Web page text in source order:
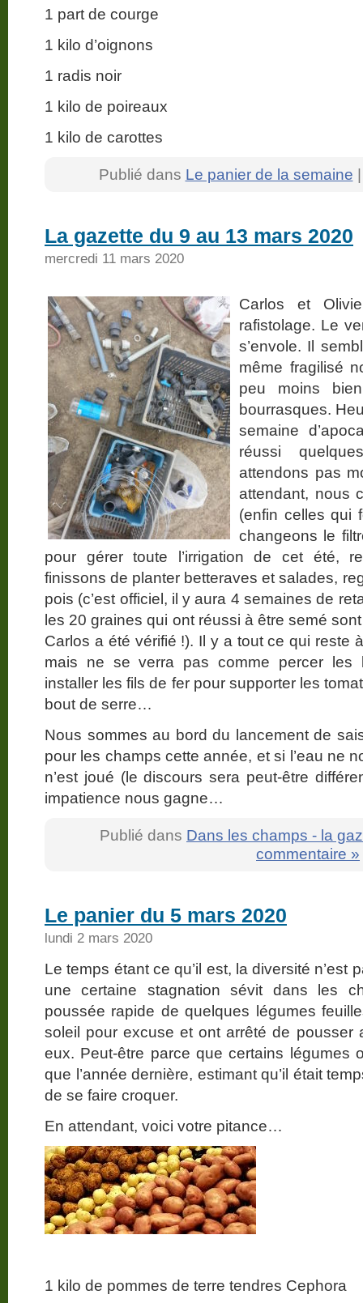
1 part de courge
1 kilo d’oignons
1 radis noir
1 kilo de poireaux
1 kilo de carottes
Publié dans Le panier de la semaine
La gazette du 9 au 13 mars 2020
mercredi 11 mars 2020
Carlos et
rafistolage. Le
s’envole. Il
même fragilisé
peu moins
bourrasques.
semaine
réussi
attendons pas
attendant, nous
(enfin celles qui
changeons le
pour gérer toute l’irrigation de cet été,
finissons de planter betteraves et salades,
pois (c’est officiel, il y aura 4 semaines de
les 20 graines qui ont réussi à être semé
Carlos a été vérifié !). Il y a tout ce qui reste
mais ne se verra pas comme percer les
installer les fils de fer pour supporter les
bout de serre…
Nous sommes au bord du lancement de
pour les champs cette année, et si l’eau ne
n’est joué (le discours sera peut-être
impatience nous gagne…
Publié dans Dans les champs - la
commentaire »
Le panier du 5 mars 2020
lundi 2 mars 2020
Le temps étant ce qu’il est, la diversité
une certaine stagnation sévit dans les
poussée rapide de quelques légumes
soleil pour excuse et ont arrêté de pousser
eux. Peut-être parce que certains légumes
que l’année dernière, estimant qu’il était
de se faire croquer.
En attendant, voici votre pitance…
1 kilo de pommes de terre tendres Cephora